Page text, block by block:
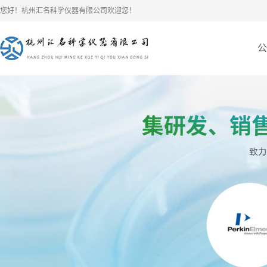
您好！杭州汇名科学仪器有限公司欢迎您！